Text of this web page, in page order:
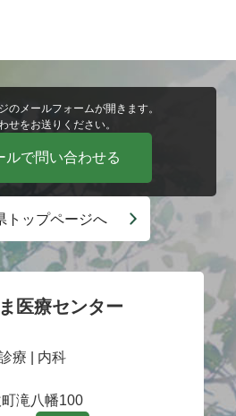
医療センター
療 | 内科
滝八幡100
のメールフォームが開きます。
せをお送りください。
ルで問い合わせる
トップページへ